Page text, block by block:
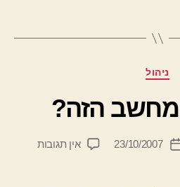
קטגוריותניהול
הזה?
תאריך23/10/2007 אין תגובותעל